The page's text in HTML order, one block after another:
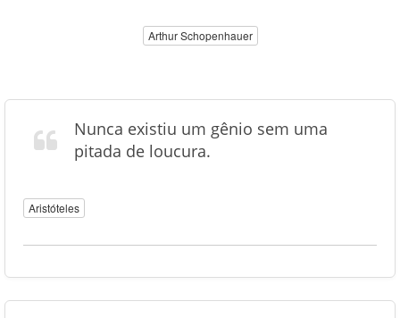
Arthur Schopenhauer
Nunca existiu um gênio sem uma
pitada de loucura.
Aristóteles